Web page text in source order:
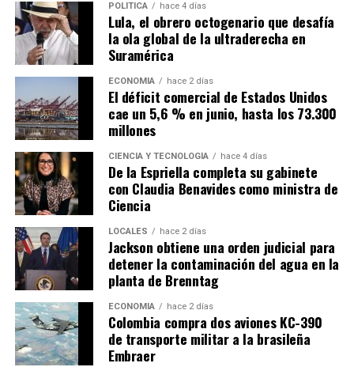
POLÍTICA hace 4 días
Lula, el obrero octogenario que desafía
la ola global de la ultraderecha en
Suramérica
ECONOMÍA hace 2 días
El déficit comercial de Estados Unidos
cae un 5,6 % en junio, hasta los 73.300
millones
CIENCIA Y TECNOLOGÍA hace 4 días
De la Espriella completa su gabinete
con Claudia Benavides como ministra de
Ciencia
LOCALES hace 2 días
Jackson obtiene una orden judicial para
detener la contaminación del agua en la
planta de Brenntag
ECONOMÍA hace 2 días
Colombia compra dos aviones KC-390
de transporte militar a la brasileña
Embraer